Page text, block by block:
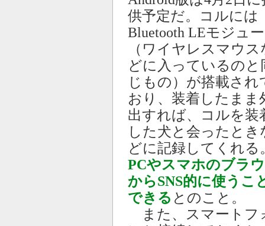
供予定だ。コルには
Bluetooth LEモジュ
（ワイヤレスマウス
どに入っているのと
じもの）が搭載され
おり、装着したまま
出すれば、コルを装
した犬と会ったとき
どに記録してくれる
PCやスマホのブラ
からSNS的に使うこ
できる とのこと。
また、スマートフ